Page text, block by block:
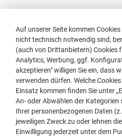
Auf unserer Seite kommen
nicht technisch notwendig sind,
(auch von Drittanbietern) Cookies
Analytics, Werbung, ggf.
akzeptieren" willigen Sie ein, dass
verwenden dürfen. Welche
Einsatz kommen finden Sie unter
An- oder Abwählen der
Ihrer personenbezogenen Daten
jeweiligen Zweck zu oder lehnen
Einwilligung jederzeit unter dem